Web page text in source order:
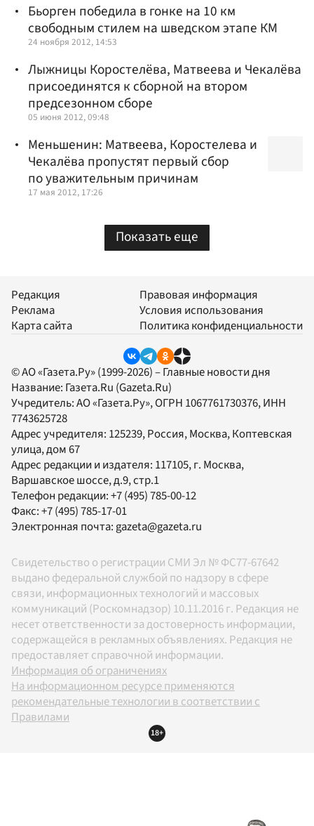
Бьорген победила в гонке на 10 км
свободным стилем на шведском этапе КМ
24 ноября 2012, 14:53
Лыжницы Коростелёва, Матвеева и Чекалёва
присоединятся к сборной на втором
предсезонном сборе
05 июня 2012, 09:48
Меньшенин: Матвеева, Коростелева и
Чекалёва пропустят первый сбор
по уважительным причинам
17 мая 2012, 17:26
Показать еще
Редакция
Реклама
Карта сайта
Правовая информация
Условия использования
Политика конфиденциальности
© АО «Газета.Ру» (1999-2026) – Главные новости дня
Название: Газета.Ru (Gazeta.Ru)
Учредитель:АО «Газета.Ру», ОГРН 1067761730376, ИНН
7743625728
Адрес учредителя: 125239, Россия, Москва, Коптевская
улица, дом 67
Адрес редакции и издателя: 117105, г. Москва,
Варшавское шоссе, д.9, стр.1
Телефон редакции:+7 (495) 785-00-12
Факс:+7 (495) 785-17-01
Электронная почта: gazeta@gazeta.ru
Свидетельство о регистрации СМИ Эл № ФС77-67642
выдано федеральной службой по надзору в сфере
связи, информационных технологий и массовых
коммуникаций (Роскомнадзор) 10.11.2016 г. Редакция не
несет ответственности за достоверность информации,
содержащейся в рекламных объявлениях. Редакция не
предоставляет справочной информации.
Информация об ограничениях
На информационном ресурсе применяются
рекомендательные технологии в соответствии с
Правилами
18+